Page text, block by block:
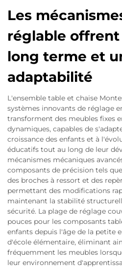
Les
réglable offrent
long terme et
adaptabilité
L'ensemble table et chaise
systèmes innovants de réglage
transforment des meubles fixes
dynamiques, capables de
croissance des enfants et à
éducatifs tout au long de leur
mécanismes mécaniques
composants de précision tels
des broches à ressort et des
permettant des modifications
maintenant la stabilité
sécurité. La plage de réglage
pouces pour les composants
enfants depuis l'âge de la petite
d'école élémentaire, éliminant
fréquemment les meubles
leur environnement